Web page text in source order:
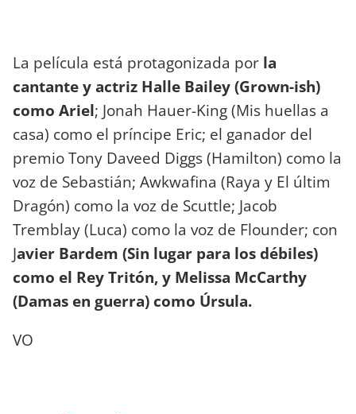
La película está protagonizada por la
cantante y actriz Halle Bailey (Grown-ish)
como Ariel; Jonah Hauer-King (Mis huellas a
casa) como el príncipe Eric; el ganador del
premio Tony Daveed Diggs (Hamilton) como la
voz de Sebastián; Awkwafina (Raya y El últim
Dragón) como la voz de Scuttle; Jacob
Tremblay (Luca) como la voz de Flounder; con
Javier Bardem (Sin lugar para los débiles)
como el Rey Tritón, y Melissa McCarthy
(Damas en guerra) como Úrsula.
VO